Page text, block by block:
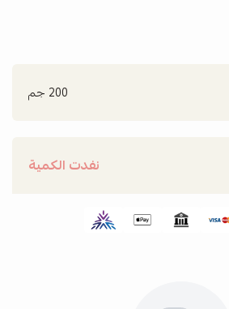
200 جم
نفدت الكمية